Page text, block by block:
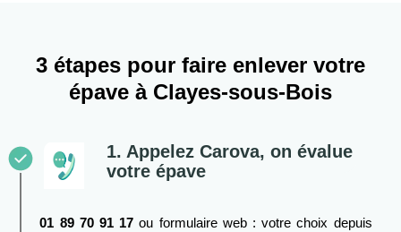
3 étapes pour faire enlever votre
épave à Clayes-sous-Bois
1. Appelez Carova, on évalue
votre épave
01 89 70 91 17 ou formulaire web : votre choix depuis